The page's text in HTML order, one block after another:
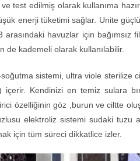
test edilmiş olarak kullanıma
enerji tüketimi sağlar. Unite
havuzlar için bağımsız
de kademeli olarak kullanılabilir.
soğutma sistemi, ultra viole sterilize
Kendinizi en temiz sulara
özelliğinin göz ,burun ve ciltte
elektroliz sistemi sudaki tuzu
için tüm süreci dikkatlice izler.